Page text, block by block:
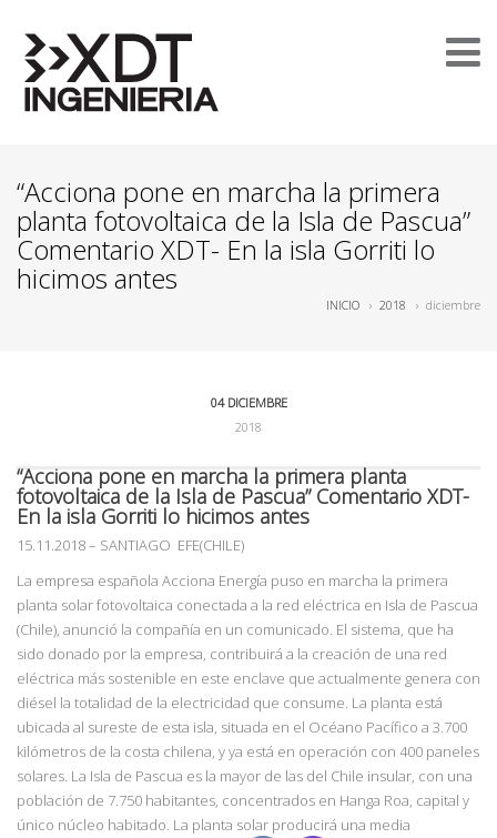
“Acciona pone en marcha la primera
planta fotovoltaica de la Isla de Pascua”
Comentario XDT- En la isla Gorriti lo
hicimos antes
INICIO › 2018 › diciembre
04 DICIEMBRE
2018
“Acciona pone en marcha la primera planta
fotovoltaica de la Isla de Pascua” Comentario XDT-
En la isla Gorriti lo hicimos antes
15.11.2018– SANTIAGO EFE(CHILE)
La empresa española Acciona Energía puso en marcha la primera
planta solar fotovoltaica conectada a la red eléctrica en Isla de Pascua
(Chile), anunció la compañía en un comunicado. El sistema, que ha
sido donado por la empresa, contribuirá a la creación de una red
eléctrica más sostenible en este enclave que actualmente genera con
diésel la totalidad de la electricidad que consume. La planta está
ubicada al sureste de esta isla, situada en el Océano Pacífico a 3.700
kilómetros de la costa chilena, y ya está en operación con 400 paneles
solares. La Isla de Pascua es la mayor de las del Chile insular, con una
población de 7.750 habitantes, concentrados en Hanga Roa, capital y
único núcleo habitado. La planta solar producirá una media